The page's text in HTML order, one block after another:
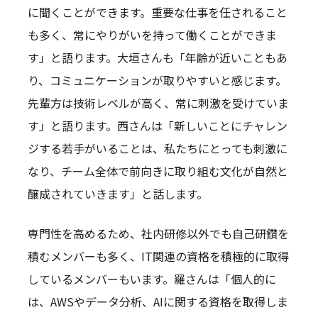
に聞くことができます。重要な仕事を任されること
も多く、常にやりがいを持って働くことができま
す」と語ります。大垣さんも「年齢が近いこともあ
り、コミュニケーションが取りやすいと感じます。
先輩方は技術レベルが高く、常に刺激を受けていま
す」と語ります。西さんは「新しいことにチャレン
ジする若手がいることは、私たちにとっても刺激に
なり、チーム全体で前向きに取り組む文化が自然と
醸成されていきます」と話します。
専門性を高めるため、社内研修以外でも自己研鑽を
積むメンバーも多く、IT関連の資格を積極的に取得
しているメンバーもいます。羅さんは「個人的に
は、AWSやデータ分析、AIに関する資格を取得しま